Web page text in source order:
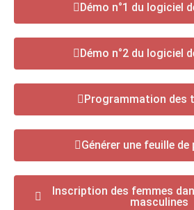
Démo n°1 du logiciel
Démo n°2 du logiciel
Programmation des
Générer une feuille
Inscription des femmes
masculines